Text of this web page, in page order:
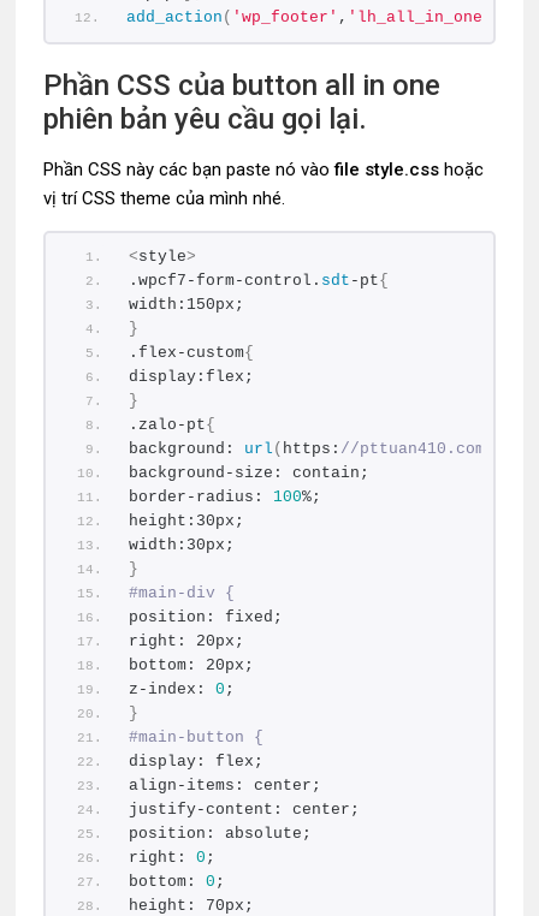
add_action ( 'wp_footer' ,
Phần CSS của button all in one
phiên bản yêu cầu gọi lại.
Phần CSS này các bạn paste nó vàofile style.csshoặc
vị trí CSS theme của mình nhé.
<style>
.wpcf7-form-control. sdt -pt{
width:150px;
}
.flex-custom{
display:flex;
}
.zalo-pt{
background: url ( https: //pttuan410.com/wp-
background-size: contain;
border-radius: 100%;
height:30px;
width:30px;
}
#main-div {
position: fixed;
right: 20px;
bottom: 20px;
z-index: 0 ;
}
#main-button {
display: flex;
align-items: center;
justify-content: center;
position: absolute;
right: 0 ;
bottom: 0 ;
height: 70px;